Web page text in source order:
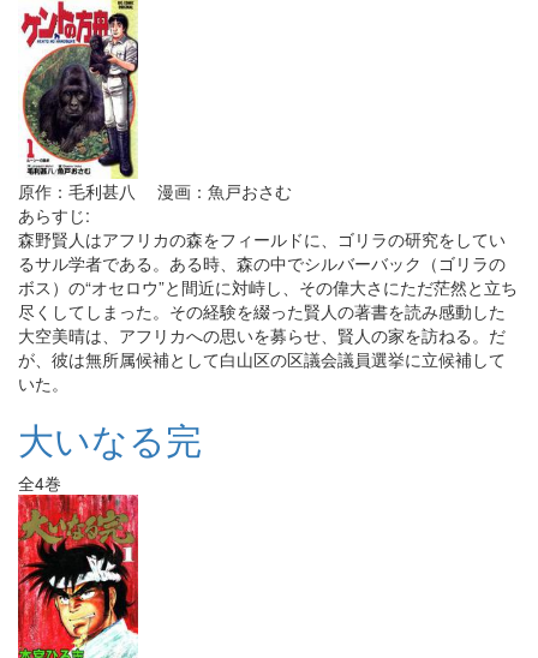
原作：毛利甚八 漫画：魚戸おさむ
あらすじ:
森野賢人はアフリカの森をフィールドに、ゴリラの研究をしてい
るサル学者である。ある時、森の中でシルバーバック（ゴリラの
ボス）の“オセロウ”と間近に対峙し、その偉大さにただ茫然と立ち
尽くしてしまった。その経験を綴った賢人の著書を読み感動した
大空美晴は、アフリカへの思いを募らせ、賢人の家を訪ねる。だ
が、彼は無所属候補として白山区の区議会議員選挙に立候補して
いた。
大いなる完
全4巻